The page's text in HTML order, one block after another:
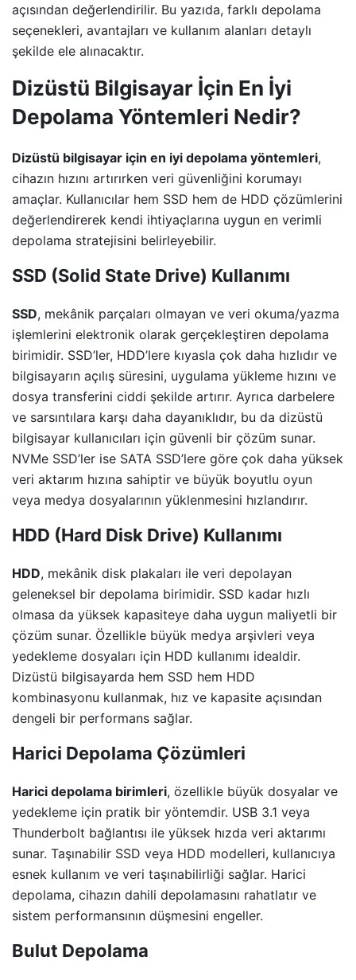
açısından değerlendirilir. Bu yazıda, farklı depolama
seçenekleri, avantajları ve kullanım alanları detaylı
şekilde ele alınacaktır.
Dizüstü Bilgisayar İçin En İyi
Depolama Yöntemleri Nedir?
Dizüstü bilgisayar için en iyi depolama yöntemleri,
cihazın hızını artırırken veri güvenliğini korumayı
amaçlar. Kullanıcılar hem SSD hem de HDD çözümlerini
değerlendirerek kendi ihtiyaçlarına uygun en verimli
depolama stratejisini belirleyebilir.
SSD (Solid State Drive) Kullanımı
SSD, mekânik parçaları olmayan ve veri okuma/yazma
işlemlerini elektronik olarak gerçekleştiren depolama
birimidir. SSD’ler, HDD’lere kıyasla çok daha hızlıdır ve
bilgisayarın açılış süresini, uygulama yükleme hızını ve
dosya transferini ciddi şekilde artırır. Ayrıca darbelere
ve sarsıntılara karşı daha dayanıklıdır, bu da dizüstü
bilgisayar kullanıcıları için güvenli bir çözüm sunar.
NVMe SSD’ler ise SATA SSD’lere göre çok daha yüksek
veri aktarım hızına sahiptir ve büyük boyutlu oyun
veya medya dosyalarının yüklenmesini hızlandırır.
HDD (Hard Disk Drive) Kullanımı
HDD, mekânik disk plakaları ile veri depolayan
geleneksel bir depolama birimidir. SSD kadar hızlı
olmasa da yüksek kapasiteye daha uygun maliyetli bir
çözüm sunar. Özellikle büyük medya arşivleri veya
yedekleme dosyaları için HDD kullanımı idealdir.
Dizüstü bilgisayarda hem SSD hem HDD
kombinasyonu kullanmak, hız ve kapasite açısından
dengeli bir performans sağlar.
Harici Depolama Çözümleri
Harici depolama birimleri, özellikle büyük dosyalar ve
yedekleme için pratik bir yöntemdir. USB 3.1 veya
Thunderbolt bağlantısı ile yüksek hızda veri aktarımı
sunar. Taşınabilir SSD veya HDD modelleri, kullanıcıya
esnek kullanım ve veri taşınabilirliği sağlar. Harici
depolama, cihazın dahili depolamasını rahatlatır ve
sistem performansının düşmesini engeller.
Bulut Depolama